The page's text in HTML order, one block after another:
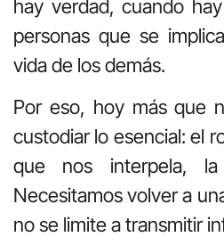
hay verdad, cuando
personas que se
vida de los demás.
Por eso, hoy más que
custodiar lo esencial: el
que nos interpela, la
Necesitamos volver a
no se limite a transmitir